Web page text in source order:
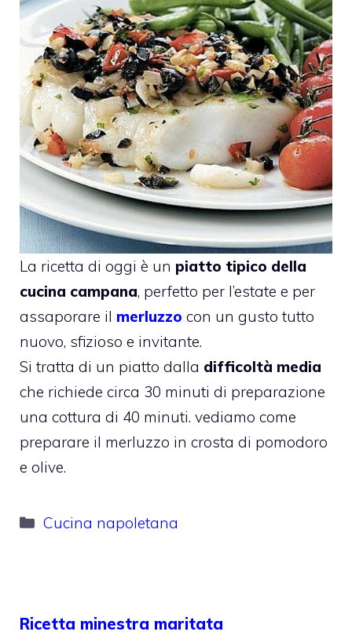
La ricetta di oggi è un piatto tipico della
cucina campana, perfetto per l’estate e per
assaporare il merluzzo con un gusto tutto
nuovo, sfizioso e invitante.
Si tratta di un piatto dalla difficoltà media
che richiede circa 30 minuti di preparazione
una cottura di 40 minuti. vediamo come
preparare il merluzzo in crosta di pomodoro
e olive.
Categorie
Cucina napoletana
Ricetta minestra maritata